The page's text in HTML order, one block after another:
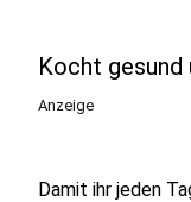
Kocht gesund
Anzeige
Damit ihr jeden